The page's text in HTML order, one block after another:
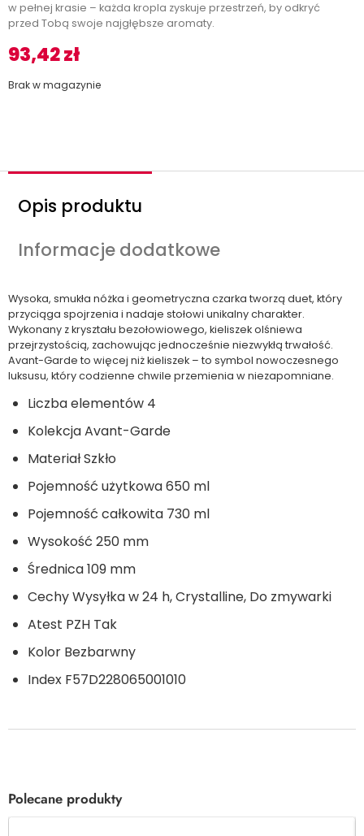
w pełnej krasie – każda kropla zyskuje przestrzeń, by odkryć
przed Tobą swoje najgłębsze aromaty.
93,42zł
Brak w magazynie
Opis produktu
Informacje dodatkowe
Wysoka, smukła nóżka i geometryczna czarka tworzą duet, który
przyciąga spojrzenia i nadaje stołowi unikalny charakter.
Wykonany z kryształu bezołowiowego, kieliszek olśniewa
przejrzystością, zachowując jednocześnie niezwykłą trwałość.
Avant-Garde to więcej niż kieliszek – to symbol nowoczesnego
luksusu, który codzienne chwile przemienia w niezapomniane.
Liczba elementów 4
KolekcjaAvant-Garde
MateriałSzkło
Pojemność użytkowa650 ml
Pojemność całkowita 730 ml
Wysokość 250 mm
Średnica109 mm
CechyWysyłka w 24 h, Crystalline, Do zmywarki
Atest PZH Tak
Kolor Bezbarwny
Index F57D228065001010
Polecane produkty